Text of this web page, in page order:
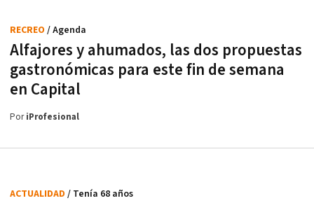
Alfajores y ahumados, las dos propuestas
gastronómicas para este fin de semana
en Capital
RECREO / Agenda
PoriProfesional
ACTUALIDAD / Tenía 68 años